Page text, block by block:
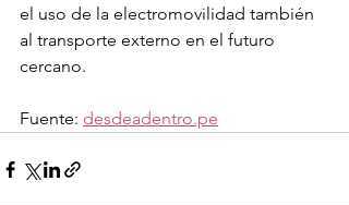
el uso de la electromovilidad también
al transporte externo en el futuro
cercano.
Fuente: desdeadentro.pe